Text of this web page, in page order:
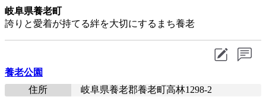
岐阜県養老町
誇りと愛着が持てる絆を大切にするまち養老
養老公園
住所
岐阜県養老郡養老町高林1298-2